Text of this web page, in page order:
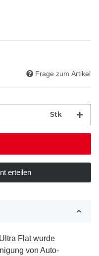
Frage zum Artikel
Stk
erteilen
Flat wurde
von Auto-